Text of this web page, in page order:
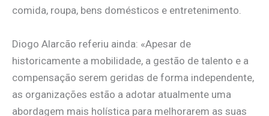
comida, roupa, bens domésticos e entretenimento.
Diogo Alarcão referiu ainda: «Apesar de
historicamente a mobilidade, a gestão de talento e a
compensação serem geridas de forma independente,
as organizações estão a adotar atualmente uma
abordagem mais holística para melhorarem as suas